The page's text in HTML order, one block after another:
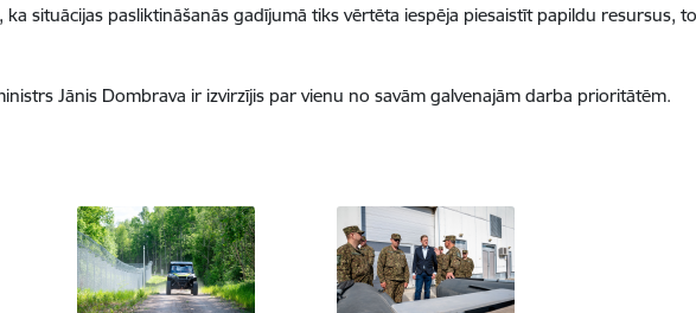
situācijas pasliktināšanās gadījumā tiks vērtēta iespēja piesaistīt papildu resursus,
Jānis Dombrava ir izvirzījis par vienu no savām galvenajām darba prioritātēm.